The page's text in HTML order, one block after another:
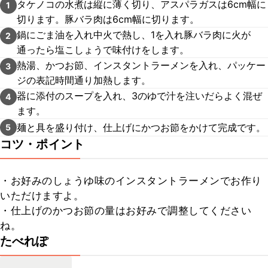
1
タケノコの水煮は縦に薄く切り、アスパラガスは6cm幅に
切ります。豚バラ肉は6cm幅に切ります。
2
鍋にごま油を入れ中火で熱し、1を入れ豚バラ肉に火が
通ったら塩こしょうで味付けをします。
3 熱湯、かつお節、インスタントラーメンを入れ、パッケー
ジの表記時間通り加熱します。
4 器に添付のスープを入れ、3のゆで汁を注いだらよく混ぜ
ます。
5 麺と具を盛り付け、仕上げにかつお節をかけて完成です。
コツ・ポイント
・お好みのしょうゆ味のインスタントラーメンでお作り
いただけますよ。
・仕上げのかつお節の量はお好みで調整してください
ね。
たべれぽ